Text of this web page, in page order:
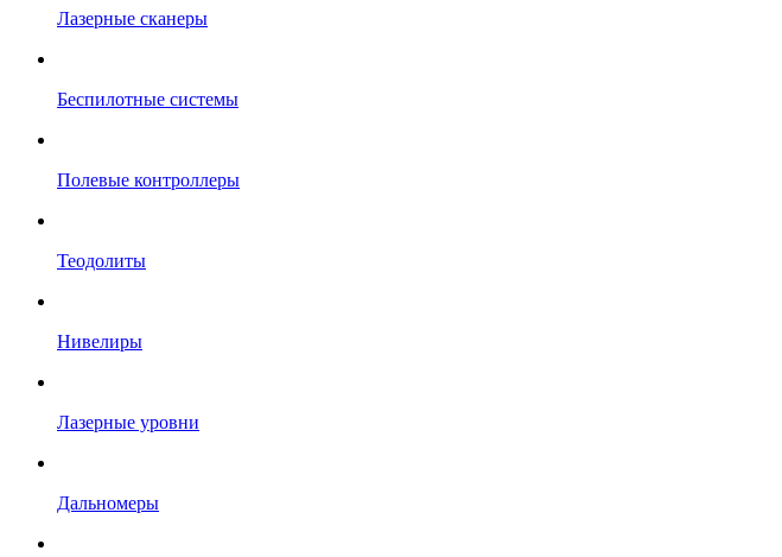
Лазерные сканеры
Беспилотные системы
Полевые контроллеры
Теодолиты
Нивелиры
Лазерные уровни
Дальномеры